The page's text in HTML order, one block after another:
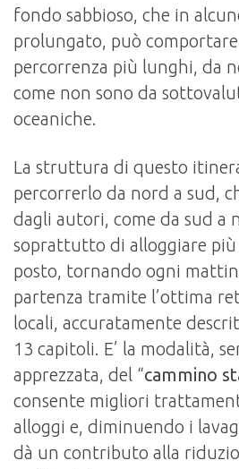
fondo sabbioso, che in
prolungato, può
percorrenza più lunghi, da
come non sono da
oceaniche.
La struttura di questo
percorrerlo da nord a sud,
dagli autori, come da sud a
soprattutto di alloggiare
posto, tornando ogni
partenza tramite l’ottima
locali, accuratamente
13 capitoli. E’ la modalità,
apprezzata, del “cammino
consente migliori
alloggi e, diminuendo i
dà un contributo alla